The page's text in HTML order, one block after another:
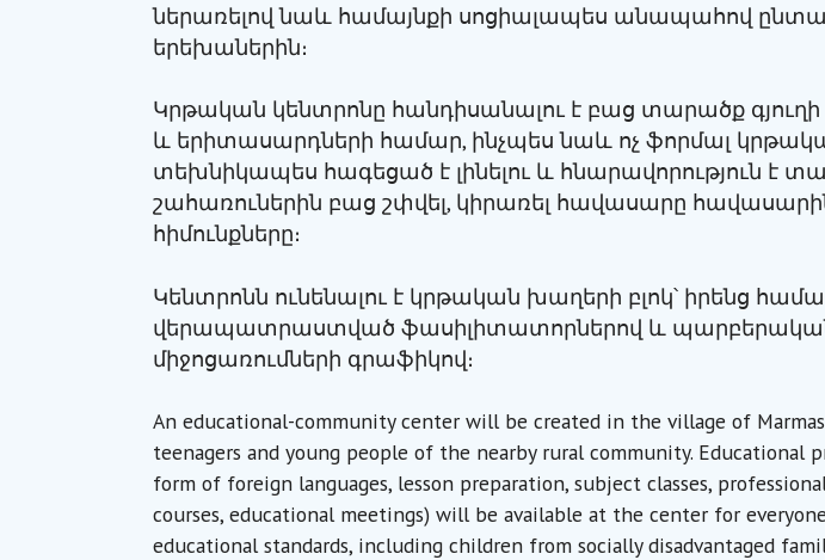
ներառելով նաև համայնքի սոցիալապես անապահով
երեխաներին։
Կրթական կենտրոնը հանդիսանալու է բաց տարածք
և երիտասարդների համար, ինչպես նաև ոչ ֆորմալ
տեխնիկապես հագեցած է լինելու և հնարավորություն է
շահառուներին բաց շփվել, կիրառել հավասարը
հիմունքները։
Կենտրոնն ունենալու է կրթական խաղերի բլոկ՝ իրենց
վերապատրաստված ֆասիլիտատորներով և
միջոցառումների գրաֆիկով։
An educational-community center will be created in the village of
teenagers and young people of the nearby rural community. Educational
form of foreign languages, lesson preparation, subject classes,
courses, educational meetings) will be available at the center for
educational standards, including children from socially disadvantaged